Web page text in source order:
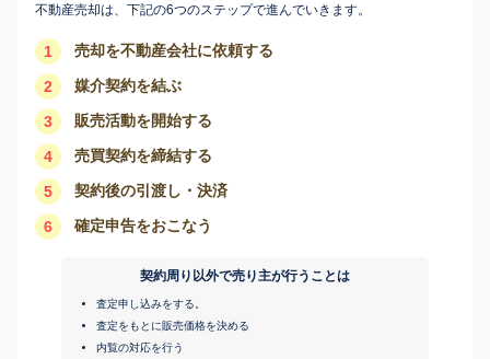
不動産売却は、下記の6つのステップで進んでいきます。
1 売却を不動産会社に依頼する
2 媒介契約を結ぶ
3 販売活動を開始する
4 売買契約を締結する
5 契約後の引渡し・決済
6 確定申告をおこなう
契約周り以外で売り主が行うことは
査定申し込みをする。
査定をもとに販売価格を決める
内覧の対応を行う